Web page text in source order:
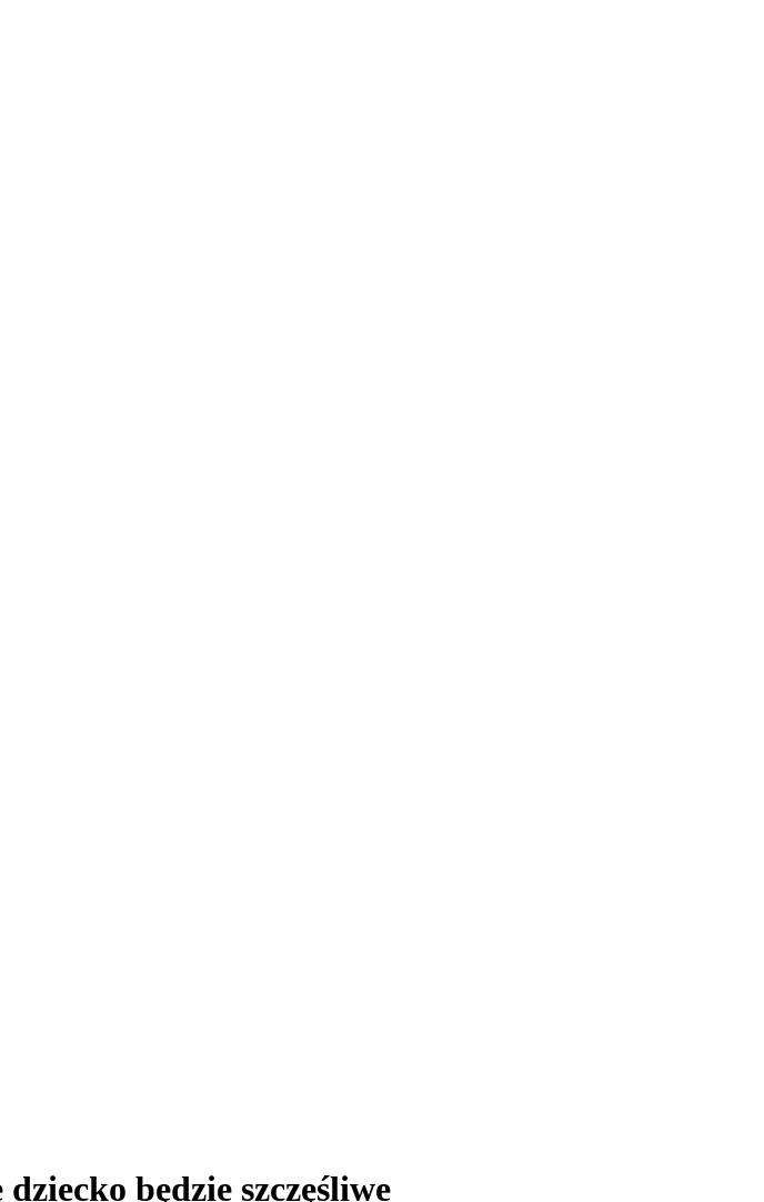
będzie szczęśliwe